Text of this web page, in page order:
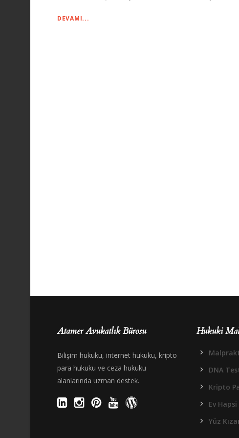
DEVAMI...
Atamer Avukatlık Bürosu
Bilişim hukuku, internet hukuku, kripto
para hukuku ve ceza hukuku
alanlarında uzman destek.
Hukuki
DNA
Kripto
Ev Hapsi
Yüz